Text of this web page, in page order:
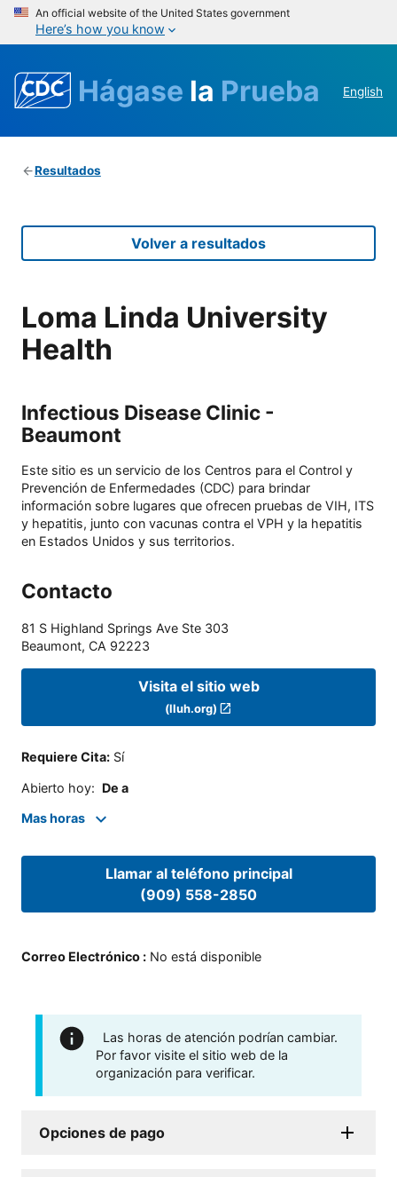
An official website of the United States government
Here’s how you know
Hágase la Prueba English
Resultados
Volver a resultados
Loma Linda University
Health
Infectious Disease Clinic -
Beaumont
Este sitio es un servicio de los Centros para el Control y
Prevención de Enfermedades (CDC) para brindar
información sobre lugares que ofrecen pruebas de VIH, ITS
y hepatitis, junto con vacunas contra el VPH y la hepatitis
en Estados Unidos y sus territorios.
Contacto
81 S Highland Springs Ave Ste 303
Beaumont, CA 92223
Visita el sitio web
(lluh.org)
Requiere Cita: Sí
Abierto hoy: De a
Mas horas
Llamar al teléfono principal
(909) 558-2850
Correo Electrónico : No está disponible
Las horas de atención podrían cambiar.
Por favor visite el sitio web de la
organización para verificar.
Opciones de pago